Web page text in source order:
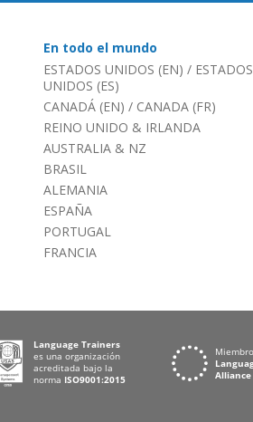
En todo el mundo
ESTADOS UNIDOS (EN) / ESTADOS
UNIDOS (ES)
CANADÁ (EN) / CANADA (FR)
REINO UNIDO & IRLANDA
AUSTRALIA & NZ
BRASIL
ALEMANIA
ESPAÑA
PORTUGAL
FRANCIA